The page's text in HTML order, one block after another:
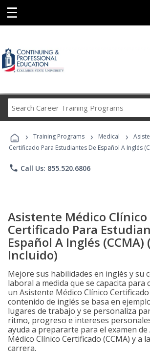
☰
Career
Programs
› Training Programs › Medical ›
Certificado Para Estudiantes De Español A Inglés
phone Call Us: 855.520.6806
Asistente Médico Clínico
Certificado Para
Español A Inglés (CCMA)
Incluido)
Mejore sus habilidades en inglés y su
laboral a medida que se capacita para
un Asistente Médico Clínico Certificado
contenido de inglés se basa en
lugares de trabajo y se personaliza
ritmo, progreso e intereses
ayuda a prepararte para el examen de
Médico Clínico Certificado (CCMA) y a
carrera.